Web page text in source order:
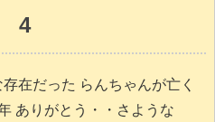
4
在だった らんちゃんが亡く
ありがとう・・さような